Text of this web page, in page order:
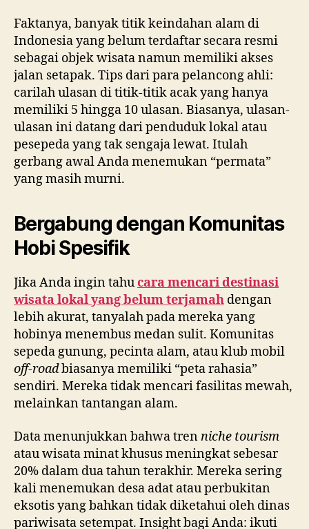
Faktanya, banyak titik keindahan alam di
Indonesia yang belum terdaftar secara resmi
sebagai objek wisata namun memiliki akses
jalan setapak. Tips dari para pelancong ahli:
carilah ulasan di titik-titik acak yang hanya
memiliki 5 hingga 10 ulasan. Biasanya, ulasan-
ulasan ini datang dari penduduk lokal atau
pesepeda yang tak sengaja lewat. Itulah
gerbang awal Anda menemukan “permata”
yang masih murni.
Bergabung dengan Komunitas
Hobi Spesifik
Jika Anda ingin tahucara mencari destinasi
wisata lokal yang belum terjamah dengan
lebih akurat, tanyalah pada mereka yang
hobinya menembus medan sulit. Komunitas
sepeda gunung, pecinta alam, atau klub mobil
off-roadbiasanya memiliki “peta rahasia”
sendiri. Mereka tidak mencari fasilitas mewah,
melainkan tantangan alam.
Data menunjukkan bahwa trenniche tourism
atau wisata minat khusus meningkat sebesar
20% dalam dua tahun terakhir. Mereka sering
kali menemukan desa adat atau perbukitan
eksotis yang bahkan tidak diketahui oleh dinas
pariwisata setempat. Insight bagi Anda: ikuti